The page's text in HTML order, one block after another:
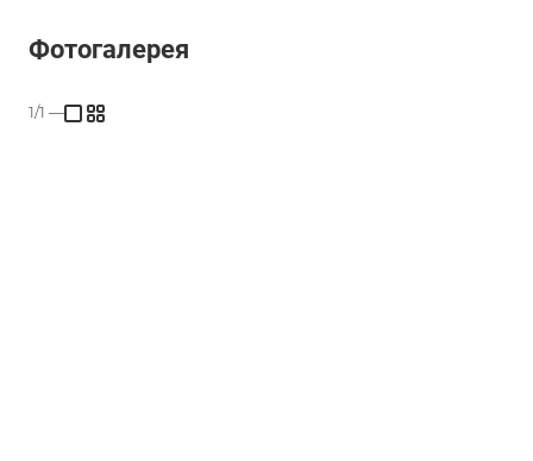
Фотогалерея
1/1 —